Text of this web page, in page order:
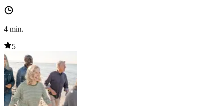
4 min.
5